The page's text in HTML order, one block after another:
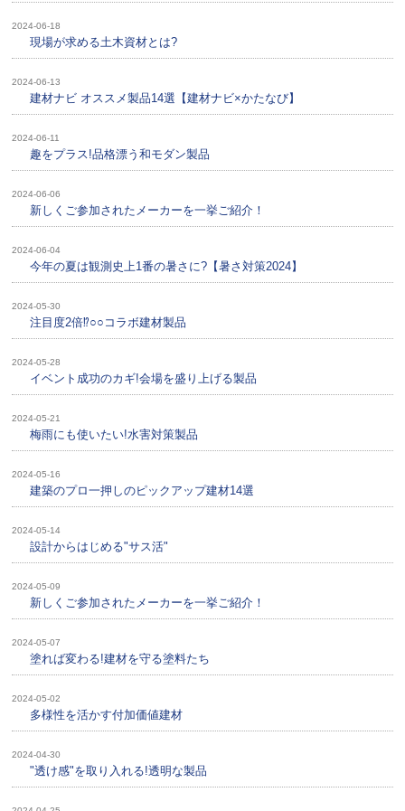
2024-06-18
現場が求める土木資材とは?
2024-06-13
建材ナビ オススメ製品14選【建材ナビ×かたなび】
2024-06-11
趣をプラス!品格漂う和モダン製品
2024-06-06
新しくご参加されたメーカーを一挙ご紹介！
2024-06-04
今年の夏は観測史上1番の暑さに?【暑さ対策2024】
2024-05-30
注目度2倍⁉○○コラボ建材製品
2024-05-28
イベント成功のカギ!会場を盛り上げる製品
2024-05-21
梅雨にも使いたい!水害対策製品
2024-05-16
建築のプロ一押しのピックアップ建材14選
2024-05-14
設計からはじめる"サス活"
2024-05-09
新しくご参加されたメーカーを一挙ご紹介！
2024-05-07
塗れば変わる!建材を守る塗料たち
2024-05-02
多様性を活かす付加価値建材
2024-04-30
"透け感"を取り入れる!透明な製品